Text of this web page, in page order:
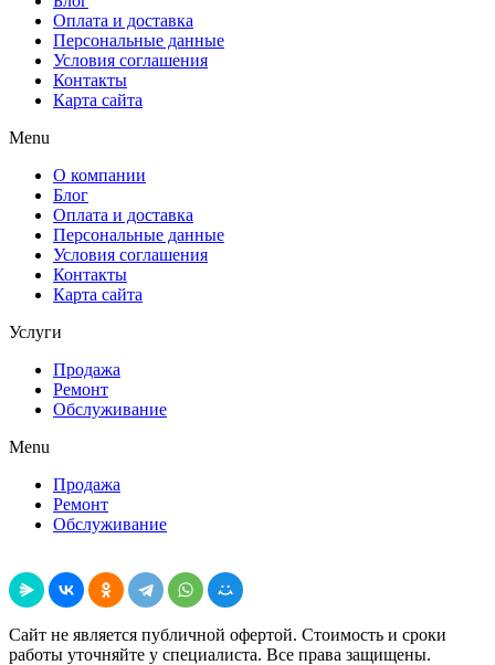
Оплата и доставка
Персональные данные
Условия соглашения
Контакты
Карта сайта
Menu
О компании
Блог
Оплата и доставка
Персональные данные
Условия соглашения
Контакты
Карта сайта
Услуги
Продажа
Ремонт
Обслуживание
Menu
Продажа
Ремонт
Обслуживание
Сайт не является публичной офертой. Стоимость и сроки
работы уточняйте у специалиста. Все права защищены.